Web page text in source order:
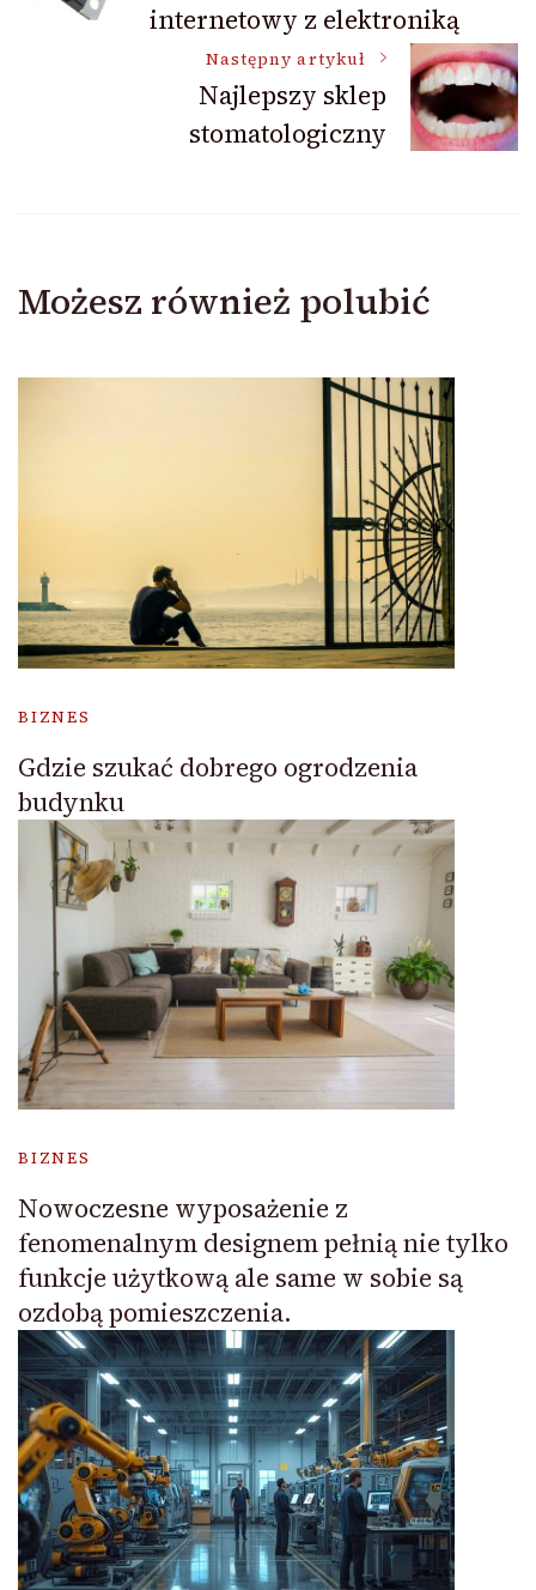
wpisuinternetowy z elektroniką
Następny artykuł
Najlepszy sklep
stomatologiczny
Możesz również polubić
BIZNES
Gdzie szukać dobrego ogrodzenia
budynku
BIZNES
Nowoczesne wyposażenie z
fenomenalnym designem pełnią nie tylko
funkcje użytkową ale same w sobie są
ozdobą pomieszczenia.